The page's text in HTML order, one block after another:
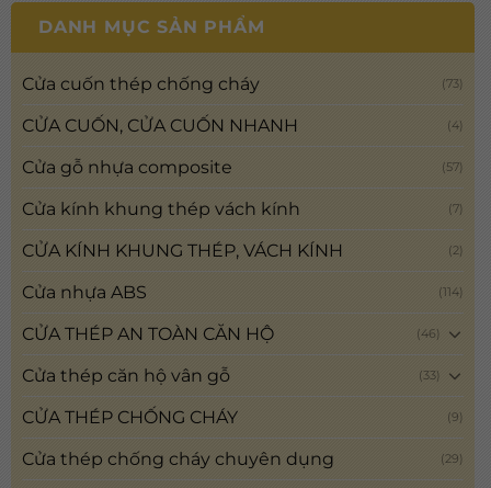
DANH MỤC SẢN PHẨM
Cửa cuốn thép chống cháy (73)
CỬA CUỐN, CỬA CUỐN NHANH (4)
Cửa gỗ nhựa composite (57)
Cửa kính khung thép vách kính (7)
CỬA KÍNH KHUNG THÉP, VÁCH KÍNH (2)
Cửa nhựa ABS (114)
CỬA THÉP AN TOÀN CĂN HỘ (46)
Cửa thép căn hộ vân gỗ (33)
CỬA THÉP CHỐNG CHÁY (9)
Cửa thép chống cháy chuyên dụng (29)